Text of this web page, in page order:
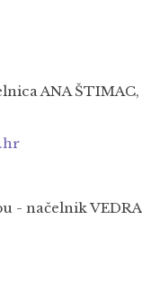
ANA
- načelnik